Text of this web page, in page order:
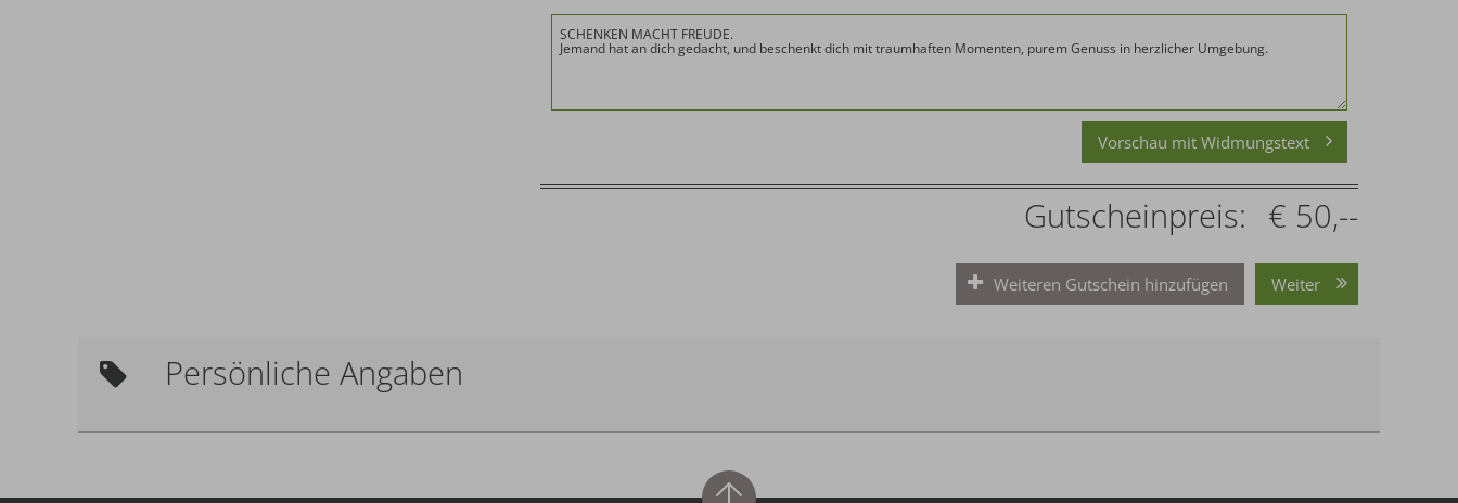
Vorschau mit Widmungstext
Gutscheinpreis: € 50,--
Weiteren Gutschein hinzufügen Weiter
Persönliche Angaben